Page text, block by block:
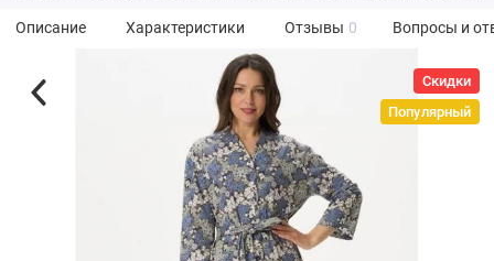
Описание Характеристики Отзывы 0 Вопросы и
Скидки
Популярный